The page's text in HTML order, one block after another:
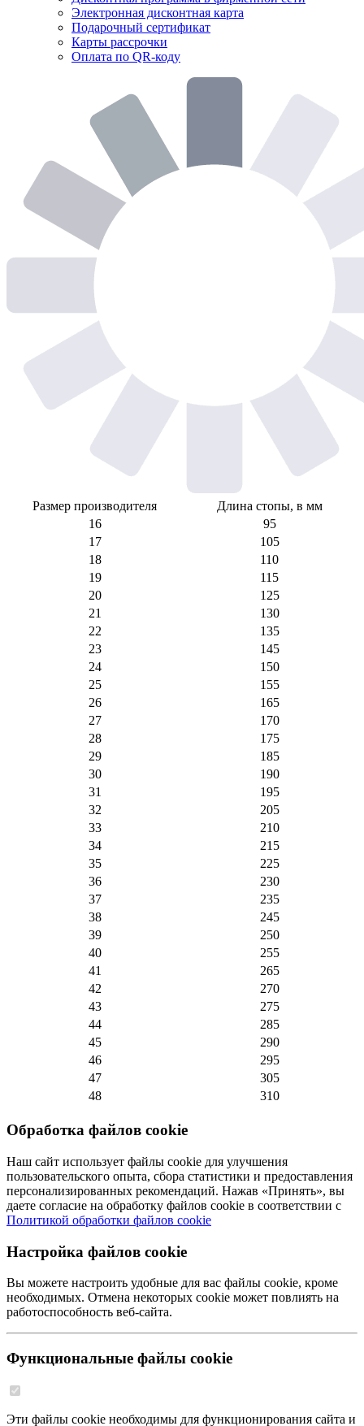
Электронная дисконтная карта
Подарочный сертификат
Карты рассрочки
Оплата по QR-коду
Размер производителя
Длина стопы, в мм
16
95
17
105
18
110
19
115
20
125
21
130
22
135
23
145
24
150
25
155
26
165
27
170
28
175
29
185
30
190
31
195
32
205
33
210
34
215
35
225
36
230
37
235
38
245
39
250
40
255
41
265
42
270
43
275
44
285
45
290
46
295
47
305
48
310
Обработка файлов cookie
Наш сайт использует файлы cookie для улучшения
пользовательского опыта, сбора статистики и предоставления
персонализированных рекомендаций. Нажав «Принять», вы
даете согласие на обработку файлов cookie в соответствии с
Политикой обработки файлов cookie
Настройка файлов cookie
Вы можете настроить удобные для вас файлы cookie, кроме
необходимых. Отмена некоторых cookie может повлиять на
работоспособность веб-сайта.
Функциональные файлы cookie
Эти файлы cookie необходимы для функционирования сайта и